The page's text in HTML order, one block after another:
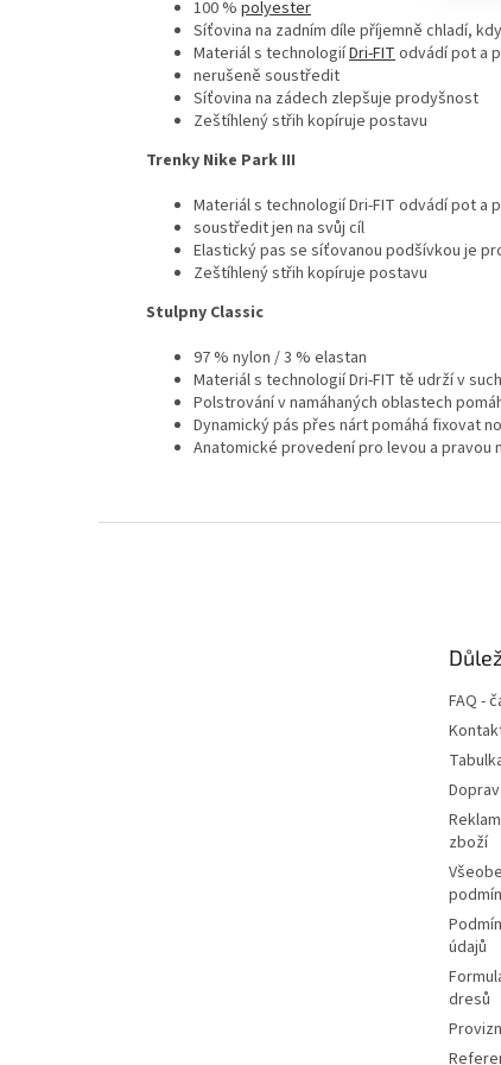
100 % polyester
Síťovina na zadním díle příjemně chladí,
Materiál s technologiíDri-FITodvádí pot a
nerušeně soustředit
Síťovina na zádech zlepšuje prodyšnost
Zeštíhlený střih kopíruje postavu
Trenky Nike Park III
Materiál s technologií Dri-FIT odvádí pot a
soustředit jen na svůj cíl
Elastický pas se síťovanou podšívkou je
Zeštíhlený střih kopíruje postavu
Stulpny Classic
97 % nylon / 3 % elastan
Materiál s technologií Dri-FIT tě udrží v
Polstrování v namáhaných oblastech
Dynamický pás přes nárt pomáhá fixovat
Anatomické provedení pro levou a pravou
FAQ -
zboží
údajů
dresů